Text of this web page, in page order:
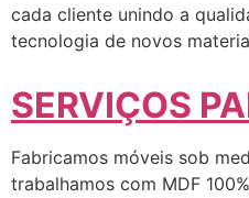
cada cliente unindo a
tecnologia de novos
SERVIÇOS
Fabricamos móveis sob
trabalhamos com MDF